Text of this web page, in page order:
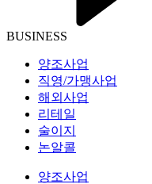
BUSINESS
양조사업
직영/가맹사업
해외사업
리테일
술이지
논알콜
양조사업